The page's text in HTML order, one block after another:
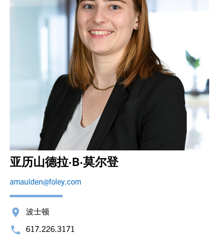
亚历山德拉·B·莫尔登
amaulden@foley.com
波士顿
617.226.3171